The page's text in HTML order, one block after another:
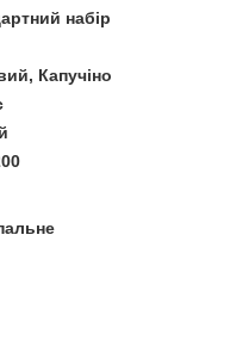
набір
Капучіно